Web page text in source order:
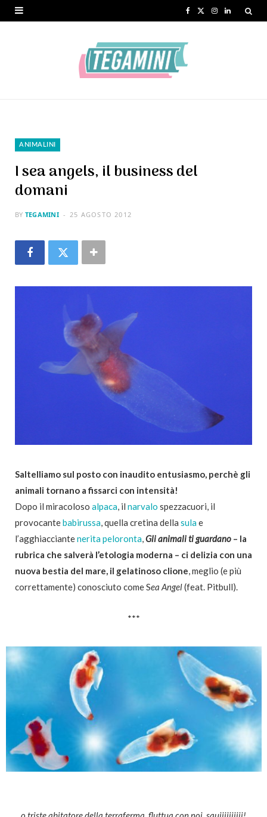
I L
ANIMALINI
I sea angels, il business del
domani
BY TEGAMINI 25 AGOSTO 2012
Saltelliamo sul posto con inaudito entusiasmo, perchè gli
animali tornano a fissarci con intensità!
Dopo il miracoloso alpaca, il narvalo spezzacuori, il
provocantebabirussa, quella cretina della sulae
l’agghiacciantenerita peloronta,Gli animali ti guardano – la
rubrica che salverà l’etologia moderna – ci delizia con una
nuova bestia del mare, il gelatinoso clione, meglio (e più
correttamente) conosciuto come Sea Angel(feat. Pitbull).
***